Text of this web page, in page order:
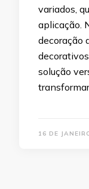
variados,
aplicação.
decoração
solução
16 DE